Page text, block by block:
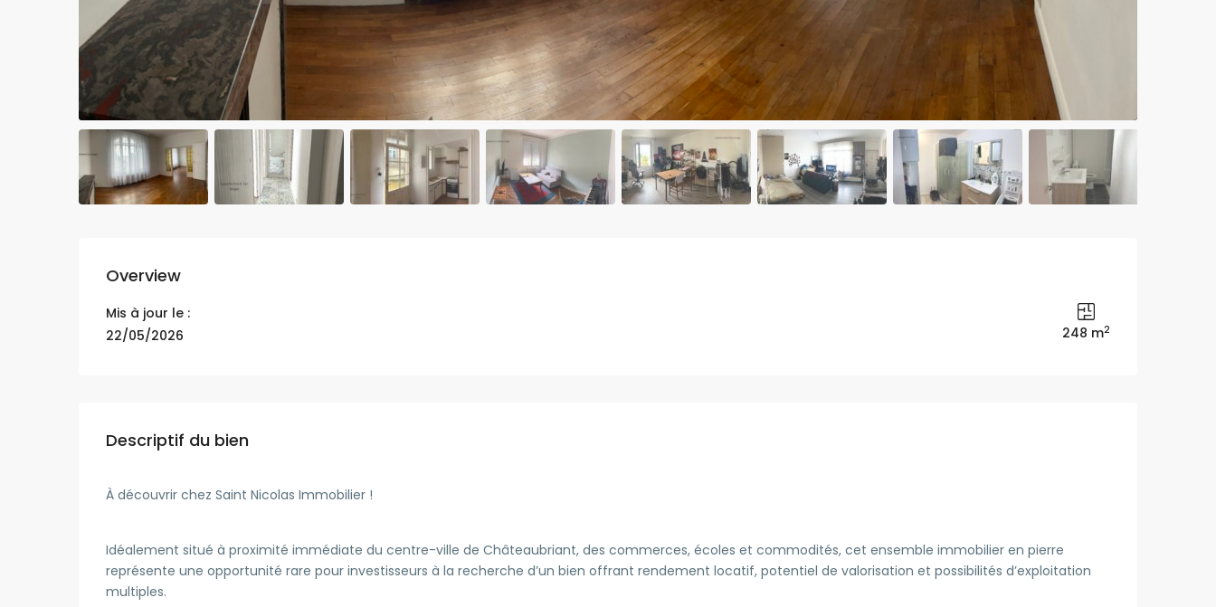
Overview
Mis à jour le :
22/05/2026
248 m2
Descriptif du bien
À découvrir chez Saint Nicolas Immobilier !
Idéalement situé à proximité immédiate du centre-ville de Châteaubriant, des commerces, écoles et commodités, cet ensemble immobilier en pierre
représente une opportunité rare pour investisseurs à la recherche d’un bien offrant rendement locatif, potentiel de valorisation et possibilités d’exploitation
multiples.